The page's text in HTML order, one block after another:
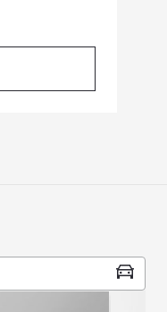
tab)